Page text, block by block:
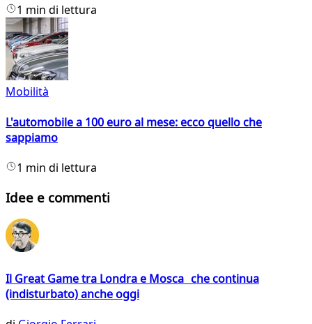
1 min di lettura
Mobilità
L'automobile a 100 euro al mese: ecco quello che
sappiamo
1 min di lettura
Idee e commenti
Il Great Game tra Londra e Mosca che continua
(indisturbato) anche oggi